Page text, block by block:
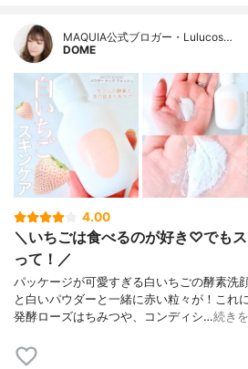
MAQUIA公式ブロガー・Lulucos…
DOME
4.00
＼いちごは食べるのが好き♡でも
って！／
パッケージが可愛すぎる白いちごの酵素洗
と白いパウダーと一緒に赤い粒々が！これ
発酵ローズはちみつや、コンディシ…続き